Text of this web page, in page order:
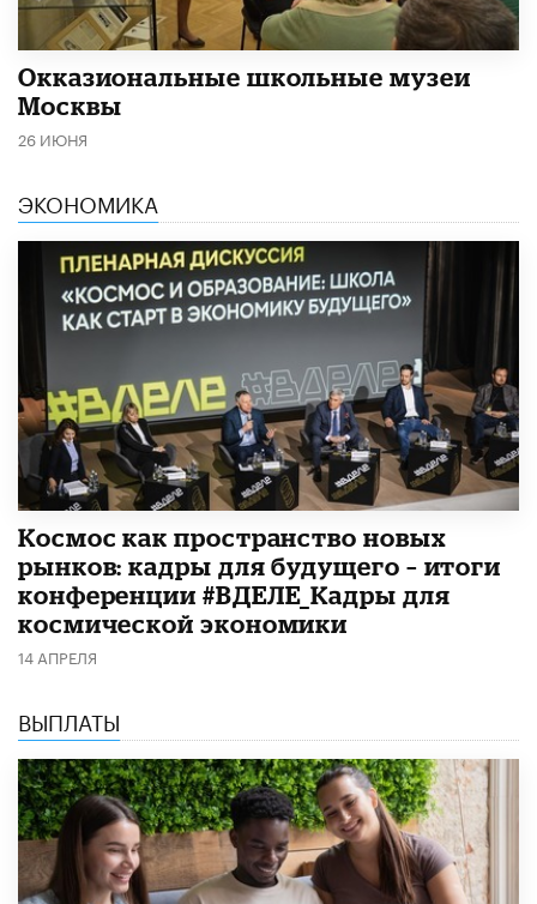
​Окказиональные школьные музеи
Москвы
26 ИЮНЯ
ЭКОНОМИКА
Космос как пространство новых
рынков: кадры для будущего – итоги
конференции #ВДЕЛЕ_Кадры для
космической экономики
14 АПРЕЛЯ
ВЫПЛАТЫ